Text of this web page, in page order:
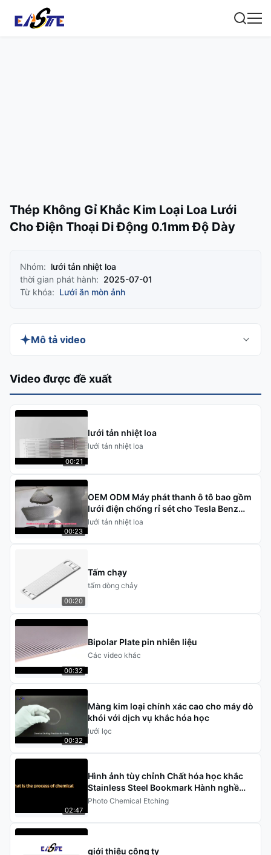
Thép Không Gỉ Khắc Kim Loại Loa Lưới
Cho Điện Thoại Di Động 0.1mm Độ Dày
Nhóm: lưới tản nhiệt loa
thời gian phát hành: 2025-07-01
Từ khóa: Lưới ăn mòn ảnh
Mô tả video
Discover our Stainless Steel Etched Metal
acoustic performance and protecting internal
components from dust and water.
Video được đề xuất
00:21
lưới tản nhiệt loa
lưới tản nhiệt loa
00:23
OEM ODM Máy phát thanh ô tô bao gồm
lưới điện chống rỉ sét cho Tesla Benz
BWM
lưới tản nhiệt loa
00:20
Tấm chạy
tấm dòng chảy
00:32
Bipolar Plate pin nhiên liệu
Các video khác
00:32
Màng kim loại chính xác cao cho máy dò
khói với dịch vụ khắc hóa học
lưới lọc
02:47
Hình ảnh tùy chỉnh Chất hóa học khắc
Stainless Steel Bookmark Hành nghề
quà lưu niệm
Photo Chemical Etching
giới thiệu công ty